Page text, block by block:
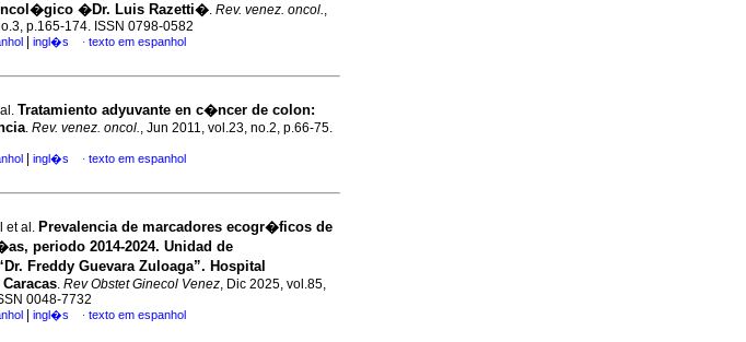
�Dr. Luis Razetti�. Rev. venez. oncol.,
p.165-174. ISSN 0798-0582
ingl�s · texto em espanhol
Tratamiento adyuvante en c�ncer de colon:
. Rev. venez. oncol., Jun 2011, vol.23, no.2, p.66-75.
ingl�s · texto em espanhol
et al. Prevalencia de marcadores ecogr�ficos de
periodo 2014-2024. Unidad de
Freddy Guevara Zuloaga”. Hospital
. Rev Obstet Ginecol Venez, Dic 2025, vol.85,
0048-7732
ingl�s · texto em espanhol